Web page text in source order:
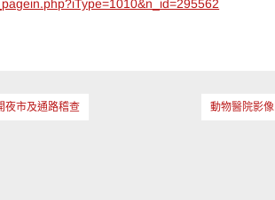
夜市及通路稽查 動物醫院影